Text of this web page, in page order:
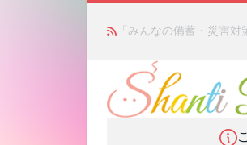
あの人気商品が復活！
ント還元中
NEW!